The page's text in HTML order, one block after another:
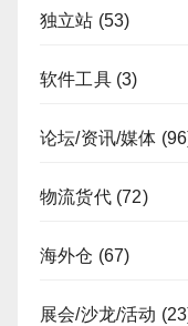
独立站 (53)
软件工具(3)
论坛/资讯/媒体
物流货代(72)
海外仓 (67)
展会/沙龙/活动